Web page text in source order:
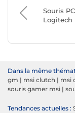
Souris PC
Logitech
Dans la même
gm | msi clutch | msi
souris gamer msi |
Tendances actuelles :